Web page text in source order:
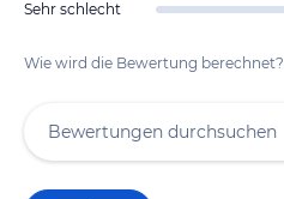
Sehr schlecht
Wie wird die Bewertung berechnet?